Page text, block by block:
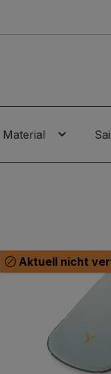
Material
Aktuell nicht